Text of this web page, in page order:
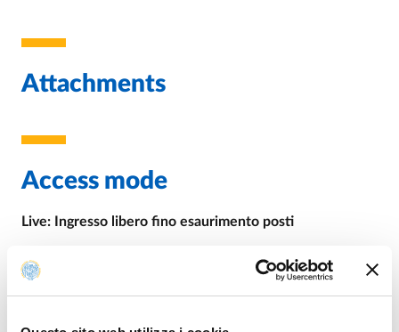
Attachments
Access mode
Live: Ingresso libero fino esaurimento posti